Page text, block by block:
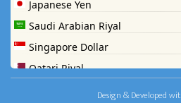
Design & Developed